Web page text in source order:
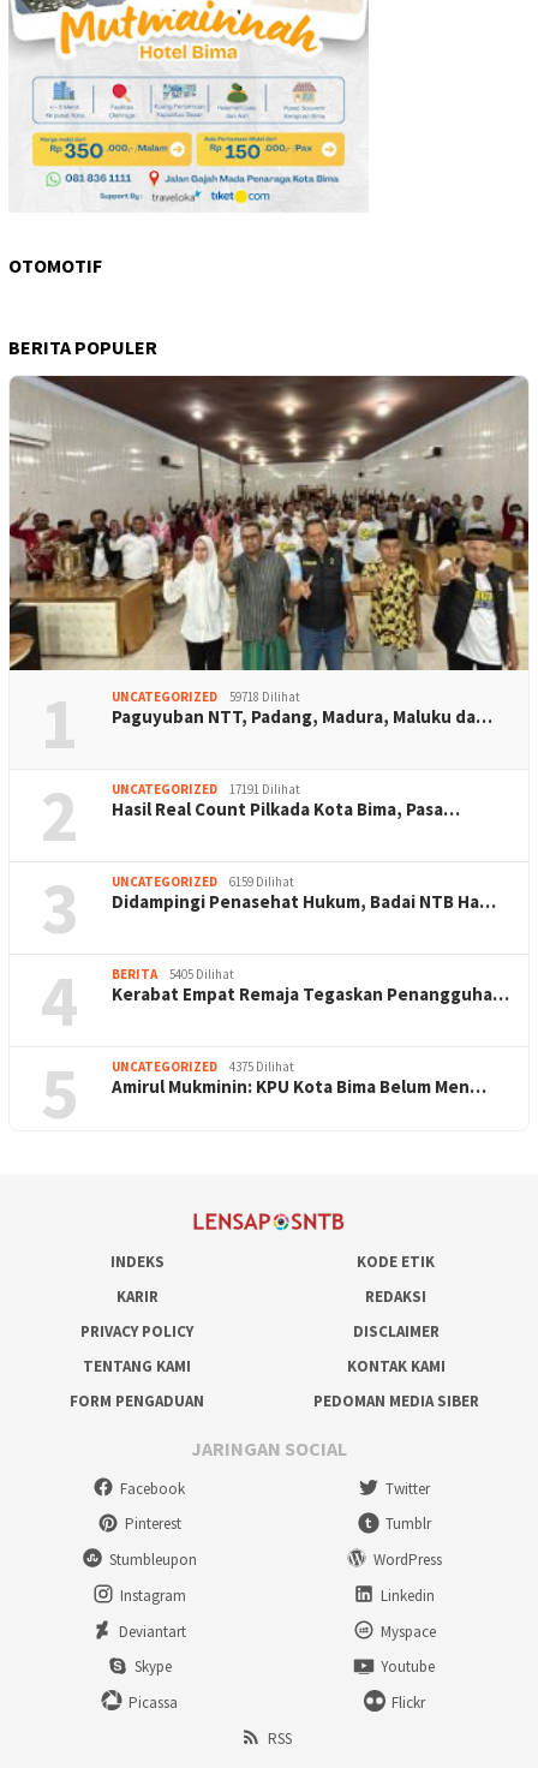
OTOMOTIF
BERITA POPULER
1 UNCATEGORIZED 59718 Dilihat
Paguyuban NTT, Padang, Madura, Maluku da…
2 UNCATEGORIZED 17191 Dilihat
Hasil Real Count Pilkada Kota Bima, Pasa…
3 UNCATEGORIZED 6159 Dilihat
Didampingi Penasehat Hukum, Badai NTB Ha…
4 BERITA 5405 Dilihat
Kerabat Empat Remaja Tegaskan Penangguha…
5 UNCATEGORIZED 4375 Dilihat
Amirul Mukminin: KPU Kota Bima Belum Men…
INDEKS
KODE ETIK
KARIR
REDAKSI
PRIVACY POLICY
DISCLAIMER
TENTANG KAMI
KONTAK KAMI
FORM PENGADUAN
PEDOMAN MEDIA SIBER
JARINGAN SOCIAL
Facebook
Twitter
Pinterest
Tumblr
Stumbleupon
WordPress
Instagram
Linkedin
Deviantart
Myspace
Skype
Youtube
Picassa
Flickr
RSS